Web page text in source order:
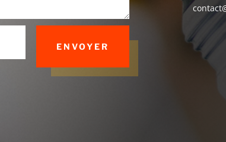
ENVOYER